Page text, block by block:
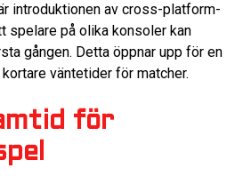
introduktionen av cross-platform-
spelare på olika konsoler kan
gången. Detta öppnar upp för en
väntetider för matcher.
för